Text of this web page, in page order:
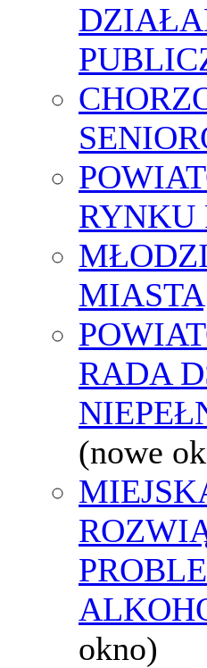
RYNKU
MIASTA
RADA
(nowe
okno)